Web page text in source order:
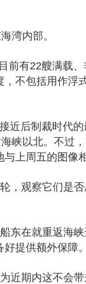
湾内部。
前有22艘满载
不包括用作浮
近后制裁时代
峡以北。不过
上周五的图像
，观察它们是
东在就重返海
提供额外保障。
近期内这不会